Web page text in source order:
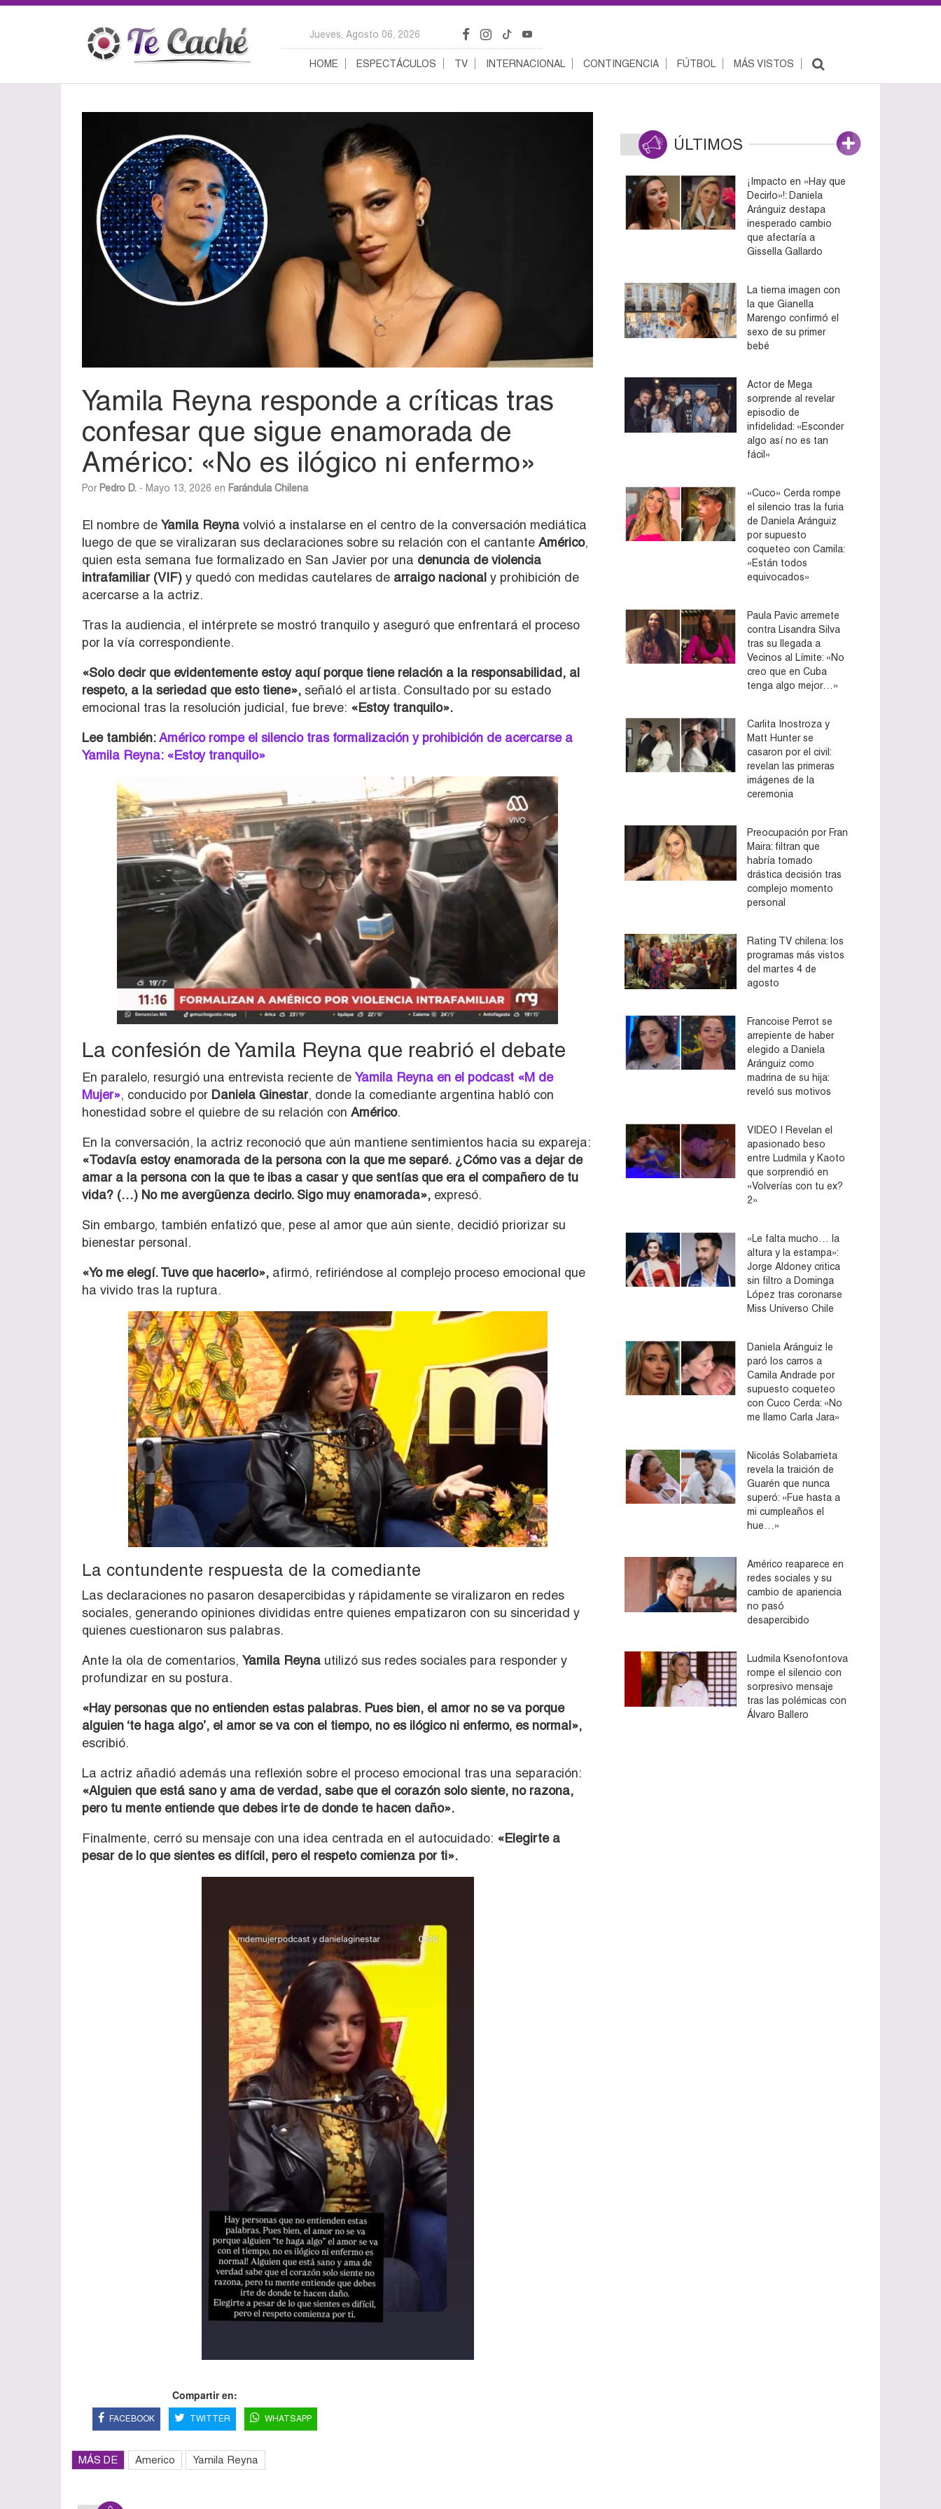
Jueves, Agosto 06, 2026
HOME ESPECTÁCULOS TV INTERNACIONAL CONTINGENCIA FÚTBOL MÁS VISTOS
Yamila Reyna responde a críticas tras
confesar que sigue enamorada de
Américo: «No es ilógico ni enfermo»
Por Pedro D. - Mayo 13, 2026 en Farándula Chilena
El nombre de Yamila Reyna volvió a instalarse en el centro de la conversación mediática
luego de que se viralizaran sus declaraciones sobre su relación con el cantante Américo,
quien esta semana fue formalizado en San Javier por una denuncia de violencia
intrafamiliar (VIF) y quedó con medidas cautelares de arraigo nacional y prohibición de
acercarse a la actriz.
Tras la audiencia, el intérprete se mostró tranquilo y aseguró que enfrentará el proceso
por la vía correspondiente.
«Solo decir que evidentemente estoy aquí porque tiene relación a la responsabilidad, al
respeto, a la seriedad que esto tiene», señaló el artista. Consultado por su estado
emocional tras la resolución judicial, fue breve: «Estoy tranquilo».
Lee también:Américo rompe el silencio tras formalización y prohibición de acercarse a
Yamila Reyna: «Estoy tranquilo»
La confesión de Yamila Reyna que reabrió el debate
En paralelo, resurgió una entrevista reciente de Yamila Reyna en el podcast «M de
Mujer», conducido por Daniela Ginestar, donde la comediante argentina habló con
honestidad sobre el quiebre de su relación con Américo.
En la conversación, la actriz reconoció que aún mantiene sentimientos hacia su expareja:
«Todavía estoy enamorada de la persona con la que me separé. ¿Cómo vas a dejar de
amar a la persona con la que te ibas a casar y que sentías que era el compañero de tu
vida? (…) No me avergüenza decirlo. Sigo muy enamorada», expresó.
Sin embargo, también enfatizó que, pese al amor que aún siente, decidió priorizar su
bienestar personal.
«Yo me elegí. Tuve que hacerlo», afirmó, refiriéndose al complejo proceso emocional que
ha vivido tras la ruptura.
La contundente respuesta de la comediante
Las declaraciones no pasaron desapercibidas y rápidamente se viralizaron en redes
sociales, generando opiniones divididas entre quienes empatizaron con su sinceridad y
quienes cuestionaron sus palabras.
Ante la ola de comentarios, Yamila Reyna utilizó sus redes sociales para responder y
profundizar en su postura.
«Hay personas que no entienden estas palabras. Pues bien, el amor no se va porque
alguien ‘te haga algo’, el amor se va con el tiempo, no es ilógico ni enfermo, es normal»,
escribió.
La actriz añadió además una reflexión sobre el proceso emocional tras una separación:
«Alguien que está sano y ama de verdad, sabe que el corazón solo siente, no razona,
pero tu mente entiende que debes irte de donde te hacen daño».
Finalmente, cerró su mensaje con una idea centrada en el autocuidado: «Elegirte a
pesar de lo que sientes es difícil, pero el respeto comienza por ti».
Compartir en:
FACEBOOK TWITTER WHATSAPP
MÁS DE Americo Yamila Reyna
ÚLTIMOS
¡Impacto en «Hay que
Decirlo»!: Daniela
Aránguiz destapa
inesperado cambio
que afectaría a
Gissella Gallardo
La tierna imagen con
la que Gianella
Marengo confirmó el
sexo de su primer
bebé
Actor de Mega
sorprende al revelar
episodio de
infidelidad: «Esconder
algo así no es tan
fácil»
«Cuco» Cerda rompe
el silencio tras la furia
de Daniela Aránguiz
por supuesto
coqueteo con Camila:
«Están todos
equivocados»
Paula Pavic arremete
contra Lisandra Silva
tras su llegada a
Vecinos al Límite: «No
creo que en Cuba
tenga algo mejor…»
Carlita Inostroza y
Matt Hunter se
casaron por el civil:
revelan las primeras
imágenes de la
ceremonia
Preocupación por Fran
Maira: filtran que
habría tomado
drástica decisión tras
complejo momento
personal
Rating TV chilena: los
programas más vistos
del martes 4 de
agosto
Francoise Perrot se
arrepiente de haber
elegido a Daniela
Aránguiz como
madrina de su hija:
reveló sus motivos
VIDEO | Revelan el
apasionado beso
entre Ludmila y Kaoto
que sorprendió en
«Volverías con tu ex?
2»
«Le falta mucho… la
altura y la estampa»:
Jorge Aldoney critica
sin filtro a Dominga
López tras coronarse
Miss Universo Chile
Daniela Aránguiz le
paró los carros a
Camila Andrade por
supuesto coqueteo
con Cuco Cerda: «No
me llamo Carla Jara»
Nicolás Solabarrieta
revela la traición de
Guarén que nunca
superó: «Fue hasta a
mi cumpleaños el
hue…»
Américo reaparece en
redes sociales y su
cambio de apariencia
no pasó
desapercibido
Ludmila Ksenofontova
rompe el silencio con
sorpresivo mensaje
tras las polémicas con
Álvaro Ballero